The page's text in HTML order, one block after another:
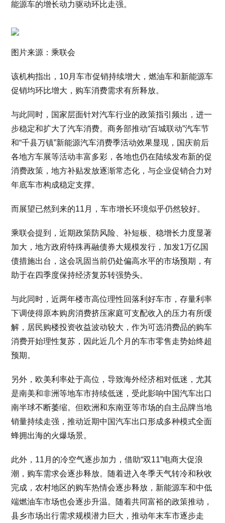
能源车的增长动力驱动环比走强。
图片来源：乘联会
该机构指出，10月车市促销持续增大，燃油车和新能源车
促销均环比增大，购车消费需求有所释放。
与此同时，国家层面针对汽车行业的政策指引频出，进一
步稳定和扩大了汽车消费。商务部推动“百城联动”汽车节
和“千县万镇”新能源汽车消费季活动效果显现，国庆前后
各地方车展等活动丰富多彩，各地也仍在陆续发布新的促
消费政策，地方补贴发放逐渐常态化，与企业促销合力对
年底车市构成稳定支撑。
而展望已然到来的11月，车市增长环境似乎仍然较好。
乘联会提到，近期政策防风险、补短板、稳增长力度显著
加大，地方政府特殊再融债券大规模发行，加发1万亿国
债措施出台，这会巩固当前仍处偏高水平的市场预期，有
助于在四季度保持经济复苏转强势头。
与此同时，近两年楼市高位理性回落利好车市，存量利率
下调使得原本购房消费挤压家庭可支配收入的压力有所缓
解，居民购楼投资收益波动较大，作为可选消费品的购车
消费开始理性复苏，因此近几个月的车市零售走势始终超
预期。
另外，欧美利率处于高位，导致海外经济相对低迷，尤其
是南美和非洲等地车市持续低迷，受此影响中国汽车出口
南半球不断萎缩。但欧洲和东南亚等市场的自主品牌当地
销量持续走强，推动近期中国汽车出口形成多种模式全面
蜂拥出海的火爆场景。
此外，11月的冷空气逐步加力，借助“双11”电商大促浪
潮，购车需求会逐步释放。随着进入冬季天气转冷和秋收
完成，农村地区的购车热情会逐步释放，新能源车和中低
端燃油车市场也会逐步升温。随着共同富裕的政策推动，
县乡市场出行需求规模潜力巨大，推动年末车市逐步走